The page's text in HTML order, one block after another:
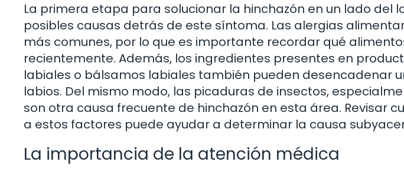
La primera etapa para solucionar la hinchazón en un lado del
posibles causas detrás de este síntoma. Las alergias
más comunes, por lo que es importante recordar qué
recientemente. Además, los ingredientes presentes en
labiales o bálsamos labiales también pueden desencadenar
labios. Del mismo modo, las picaduras de insectos,
son otra causa frecuente de hinchazón en esta área. Revisar
a estos factores puede ayudar a determinar la causa
La importancia de la atención médica